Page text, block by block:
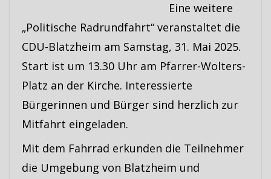
Eine weitere
„Politische Radrundfahrt“ veranstaltet die
CDU-Blatzheim am Samstag, 31. Mai 2025.
Start ist um 13.30 Uhr am Pfarrer-Wolters-
Platz an der Kirche. Interessierte
Bürgerinnen und Bürger sind herzlich zur
Mitfahrt eingeladen.
Mit dem Fahrrad erkunden die Teilnehmer
die Umgebung von Blatzheim und